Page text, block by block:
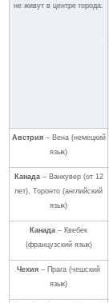
не живут в центре города.
Австрия – Вена (немецкий
язык)
Канада – Ванкувер (от 12
лет), Торонто (английский
язык)
Канада – Квебек
(французский язык)
Чехия – Прага (чешский
язык)